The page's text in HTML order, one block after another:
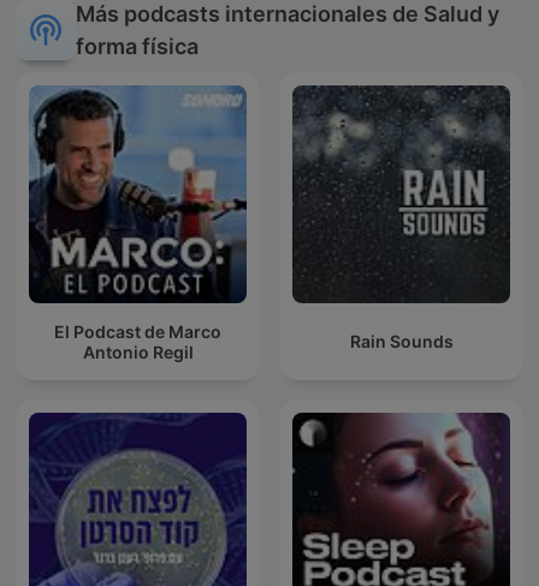
Más podcasts internacionales de Salud y
forma física
El Podcast de Marco
Antonio Regil
Rain Sounds